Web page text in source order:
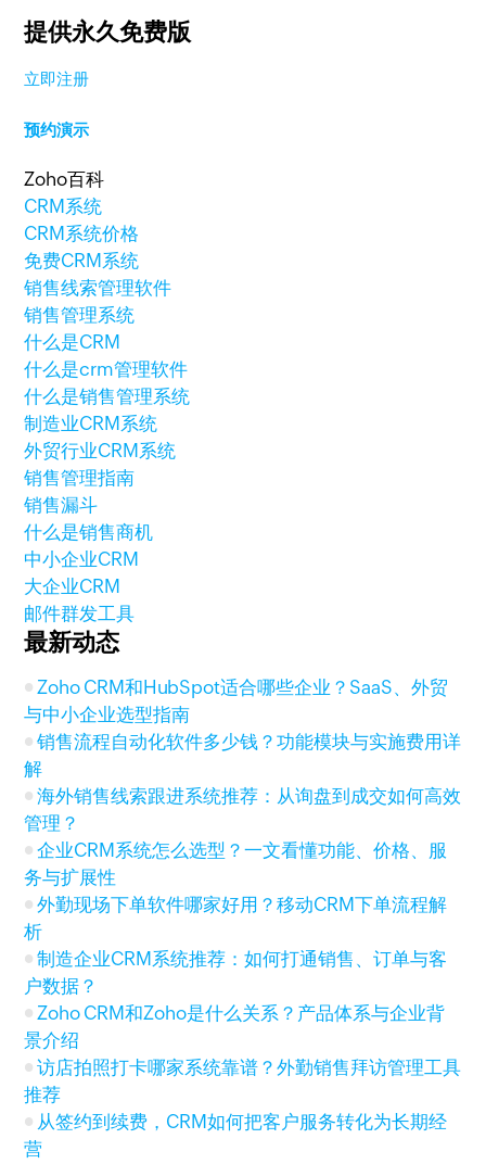
提供永久免费版
立即注册
预约演示
Zoho百科
CRM系统
CRM系统价格
免费CRM系统
销售线索管理软件
销售管理系统
什么是CRM
什么是crm管理软件
什么是销售管理系统
制造业CRM系统
外贸行业CRM系统
销售管理指南
销售漏斗
什么是销售商机
中小企业CRM
大企业CRM
邮件群发工具
最新动态
Zoho CRM和HubSpot适合哪些企业？SaaS、外贸
与中小企业选型指南
销售流程自动化软件多少钱？功能模块与实施费用详
解
海外销售线索跟进系统推荐：从询盘到成交如何高效
管理？
企业CRM系统怎么选型？一文看懂功能、价格、服
务与扩展性
外勤现场下单软件哪家好用？移动CRM下单流程解
析
制造企业CRM系统推荐：如何打通销售、订单与客
户数据？
Zoho CRM和Zoho是什么关系？产品体系与企业背
景介绍
访店拍照打卡哪家系统靠谱？外勤销售拜访管理工具
推荐
从签约到续费，CRM如何把客户服务转化为长期经
营